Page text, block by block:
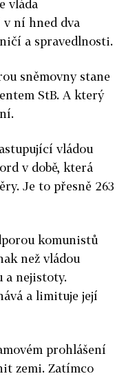
vláda
ní hned dva
a spravedlnosti.
sněmovny stane
StB. A který
vládou
v době, která
Je to přesně 263
komunistů
než vládou
a nejistoty.
a limituje její
prohlášení
zemi. Zatímco